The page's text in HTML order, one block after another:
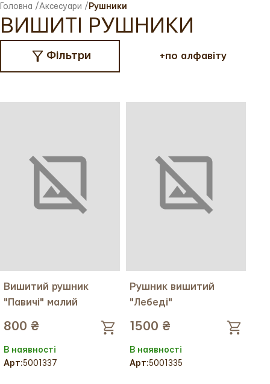
Головна /Аксесуари / Рушники
ВИШИТІ РУШНИКИ
Фільтри +по алфавіту
Вишитий рушник
"Павичі" малий
800 ₴
В наявності
Арт:5001337
Рушник вишитий
"Лебеді"
1500 ₴
В наявності
Арт:5001335